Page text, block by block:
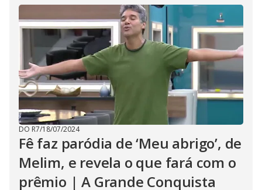
DO R7/18/07/2024
Fê faz paródia de ‘Meu abrigo’, de
Melim, e revela o que fará com o
prêmio | A Grande Conquista